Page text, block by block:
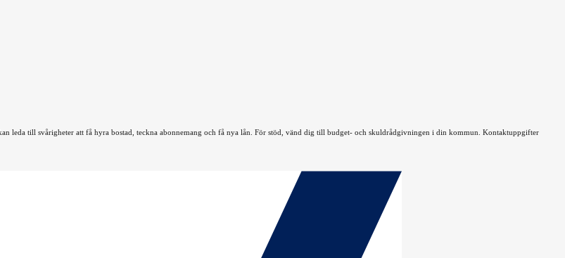
leda till svårigheter att få hyra bostad, teckna abonnemang och få nya lån. För stöd, vänd dig till budget- och skuldrådgivningen i din kommun. Kontaktuppgifter